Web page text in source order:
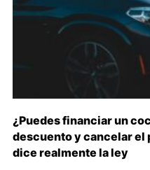
¿Puedes financiar un
descuento y cancelar el
dice realmente la ley